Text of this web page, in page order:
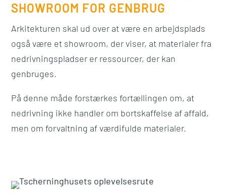
SHOWROOM FOR GENBRUG
Arkitekturen skal ud over at være en arbejdsplads
også være et showroom, der viser, at materialer fra
nedrivningspladser er ressourcer, der kan
genbruges.
På denne måde forstærkes fortællingen om, at
nedrivning ikke handler om bortskaffelse af affald,
men om forvaltning af værdifulde materialer.